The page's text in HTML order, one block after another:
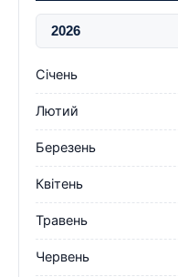
Січень
Лютий
Березень
Квітень
Травень
Червень